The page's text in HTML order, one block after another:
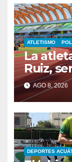
ATLETISMO
La
Ruiz,
4×400
AGO 8, 2026
DEPORTES